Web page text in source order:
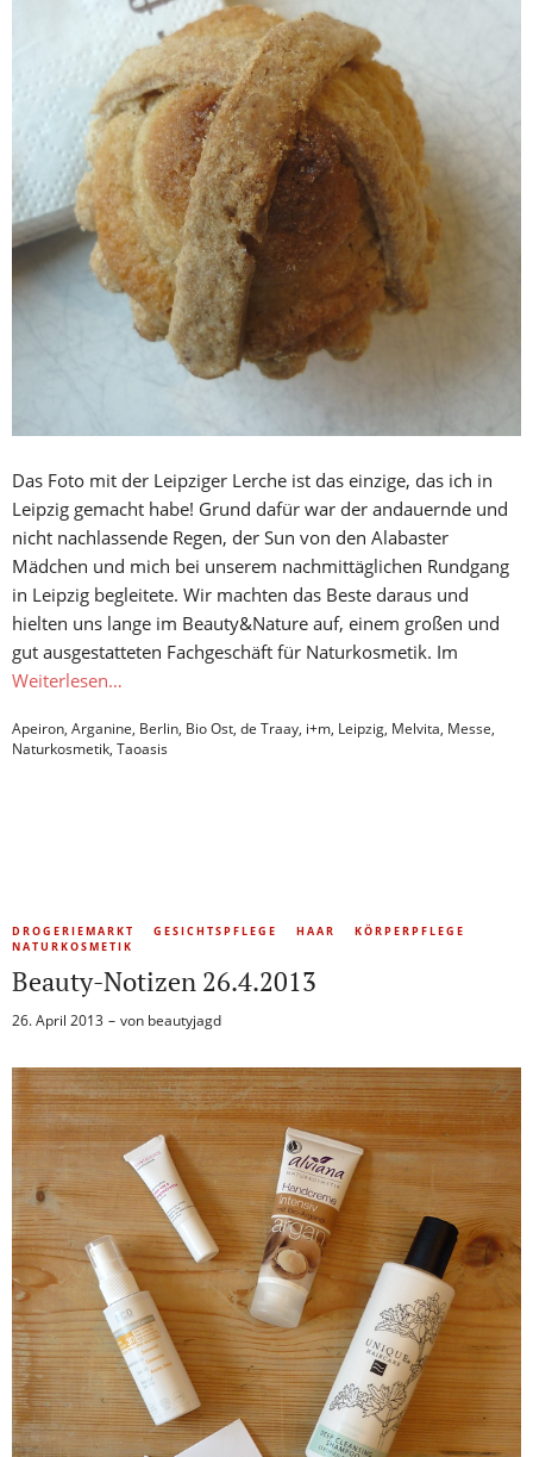
Das Foto mit der Leipziger Lerche ist das einzige, das ich in
Leipzig gemacht habe! Grund dafür war der andauernde und
nicht nachlassende Regen, der Sun von den Alabaster
Mädchen und mich bei unserem nachmittäglichen Rundgang
in Leipzig begleitete. Wir machten das Beste daraus und
hielten uns lange im Beauty&Nature auf, einem großen und
gut ausgestatteten Fachgeschäft für Naturkosmetik. Im
Weiterlesen…
Apeiron, Arganine, Berlin, Bio Ost, de Traay, i+m, Leipzig, Melvita, Messe,
Naturkosmetik, Taoasis
DROGERIEMARKT GESICHTSPFLEGE HAAR
KÖRPERPFLEGE
NATURKOSMETIK
Beauty-Notizen 26.4.2013
26. April 2013 von beautyjagd